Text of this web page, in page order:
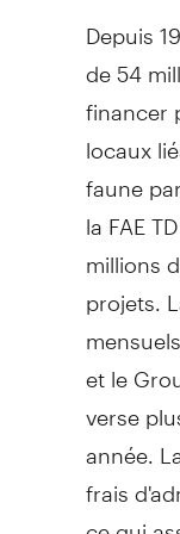
Depuis
de 54
financer
locaux
faune
la FAE
millions
projets.
et le
verse
année.
frais
ce qui